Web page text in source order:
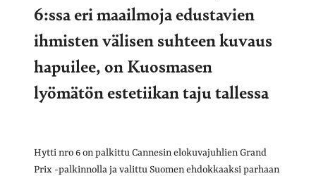
6:ssa eri maailmoja edustavien
ihmisten välisen suhteen kuvaus
hapuilee, on Kuosmasen
lyömätön estetiikan taju tallessa
Hytti nro 6 on palkittu Cannesin elokuvajuhlien Grand
Prix -palkinnolla ja valittu Suomen ehdokkaaksi parhaan